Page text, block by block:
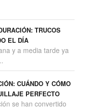
TRUCOS
EL DÍA
y a media tarde ya
CUÁNDO Y CÓMO
PERFECTO
se han convertido